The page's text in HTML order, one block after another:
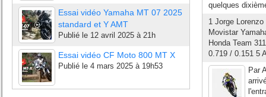
Essai vidéo Yamaha MT 07 2025
standard et Y AMT
Publié le 12 avril 2025 à 21h
Essai vidéo CF Moto 800 MT X
Publié le 4 mars 2025 à 19h53
quelques
1 Jorge
Movistar
Honda Team
0.719 / 0.151 5
Par